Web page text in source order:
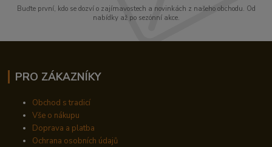
Buďte první, kdo se dozví o zajímavostech a novinkách z našeho obchodu. Od
nabídky až po sezónní akce.
PRO ZÁKAZNÍKY
Obchod s tradicí
Vše o nákupu
Doprava a platba
Ochrana osobních údajů